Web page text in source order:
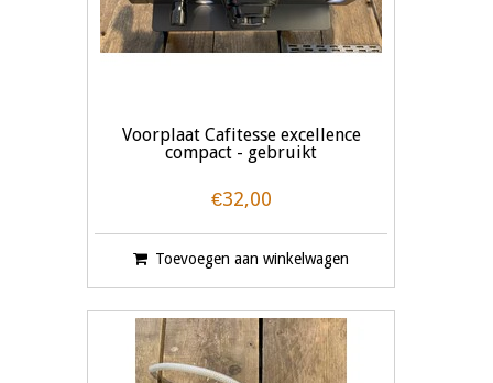
Voorplaat Cafitesse excellence
compact - gebruikt
€32,00
Toevoegen aan winkelwagen